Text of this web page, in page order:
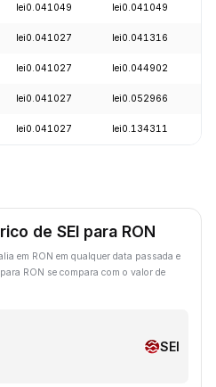
lei0.041049 lei0.041049
lei0.041027 lei0.041316
lei0.041027 lei0.044902
lei0.041027 lei0.052966
lei0.041027 lei0.134311
de SEI para RON
em RON em qualquer data passada e
RON se compara com o valor de
SEI